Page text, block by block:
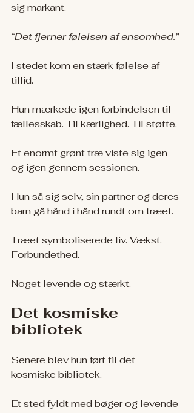
sig markant.
“Det fjerner følelsen af ensomhed.”
I stedet kom en stærk følelse af
tillid.
Hun mærkede igen forbindelsen til
fællesskab. Til kærlighed. Til støtte.
Et enormt grønt træ viste sig igen
og igen gennem sessionen.
Hun så sig selv, sin partner og deres
barn gå hånd i hånd rundt om træet.
Træet symboliserede liv. Vækst.
Forbundethed.
Noget levende og stærkt.
Det kosmiske
bibliotek
Senere blev hun ført til det
kosmiske bibliotek.
Et sted fyldt med bøger og levende